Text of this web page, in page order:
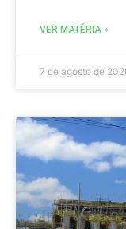
VER MATÉRIA »
7 de agosto de